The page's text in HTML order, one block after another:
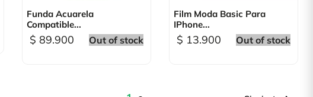
Vista rápida
Funda Acuarela
Compatible...
$ 89.900 Out of stock
Vista rápida
Film Moda Basic Para
IPhone...
$ 13.900 Out of stock